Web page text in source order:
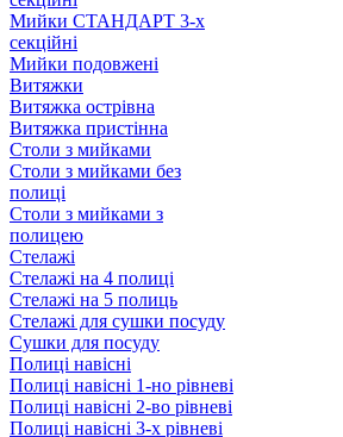
Мийки СТАНДАРТ 3-х
секційні
Мийки подовжені
Витяжки
Витяжка острівна
Витяжка пристінна
Столи з мийками
Столи з мийками без
полиці
Столи з мийками з
полицею
Стелажі
Стелажі на 4 полиці
Стелажі на 5 полиць
Стелажі для сушки посуду
Сушки для посуду
Полиці навісні
Полиці навісні 1-но рівневі
Полиці навісні 2-во рівневі
Полиці навісні 3-х рівневі